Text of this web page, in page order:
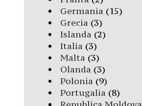
Germania (15)
Grecia (3)
Islanda (2)
Italia (3)
Malta (3)
Olanda (3)
Polonia (9)
Portugalia (8)